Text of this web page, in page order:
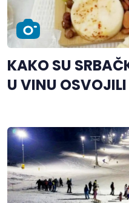
KAKO SU
U VINU OSVOJILI